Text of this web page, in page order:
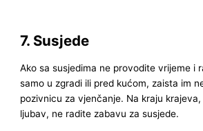
7. Susjede
Ako sa susjedima ne provodite vrijeme i
samo u zgradi ili pred kućom, zaista im
pozivnicu za vjenčanje. Na kraju
ljubav, ne radite zabavu za susjede.